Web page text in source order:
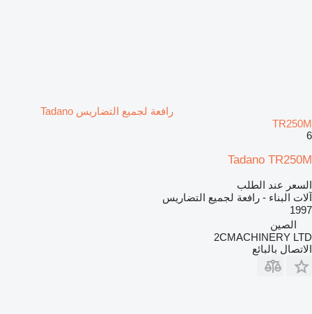
رافعة لجميع التضاريس Tadano
TR250M
6
Tadano TR250M
السعر عند الطلب
آلات البناء - رافعة لجميع التضاريس
1997
الصين
2CMACHINERY LTD
الاتصال بالبائع